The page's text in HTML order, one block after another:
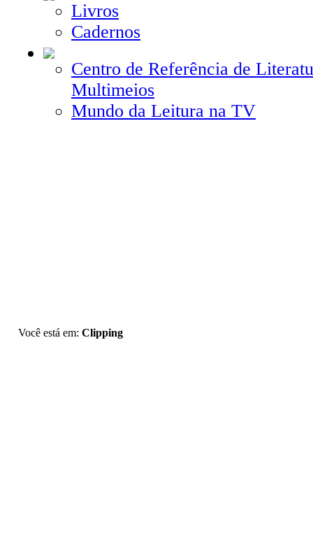
Livros
Cadernos
Centro de Referência de
Multimeios
Mundo da Leitura na TV
Você está em: Clipping